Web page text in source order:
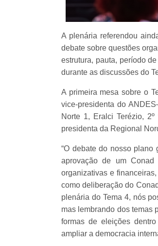
A plenária referendou
debate sobre questões
estrutura, pauta, período
durante as discussões do
A primeira mesa sobre o
vice-presidenta do
Norte 1, Eralci Terézio,
presidenta da Regional
“O debate do nosso
aprovação de um Conad
organizativas e
como deliberação do
plenária do Tema 4, nós
mas lembrando dos temas
formas de eleições
ampliar a democracia